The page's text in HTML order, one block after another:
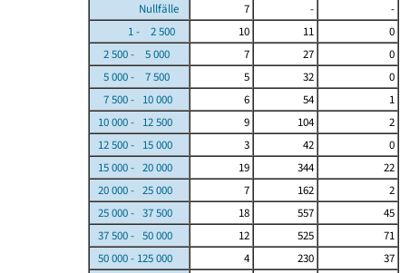
Nullfälle 7 -
-
1 - 2 500
10 11
0
2 500 - 5 000
7 27
0
5 000 - 7 500
5 32
0
7 500 - 10 000
6 54
1
10 000 - 12 500
9 104
2
12 500 - 15 000
3 42
0
15 000 - 20 000
19 344
22
20 000 - 25 000
7 162
2
25 000 - 37 500
18 557
45
37 500 - 50 000
12 525
71
50 000 - 125 000
4 230 37